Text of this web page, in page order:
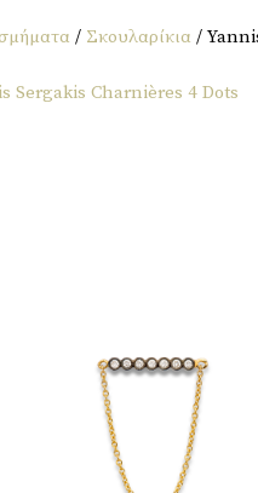
/ Σκουλαρίκια /
Sergakis Charnières 4 Dots